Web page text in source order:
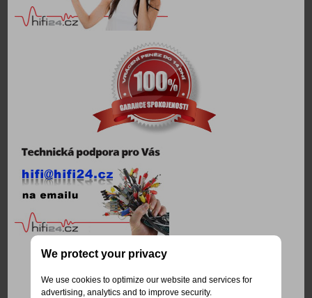
We protect your privacy
We use cookies to optimize our website and services for
advertising, analytics and to improve security.